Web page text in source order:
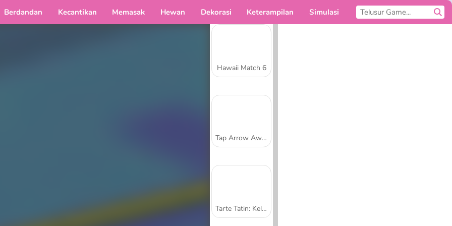
Berdandan Kecantikan Memasak Hewan Dekorasi Keterampilan Simulasi
Hawaii Match 6
Tap Arrow Away
Tarte Tatin: Kelas Memasak Sara